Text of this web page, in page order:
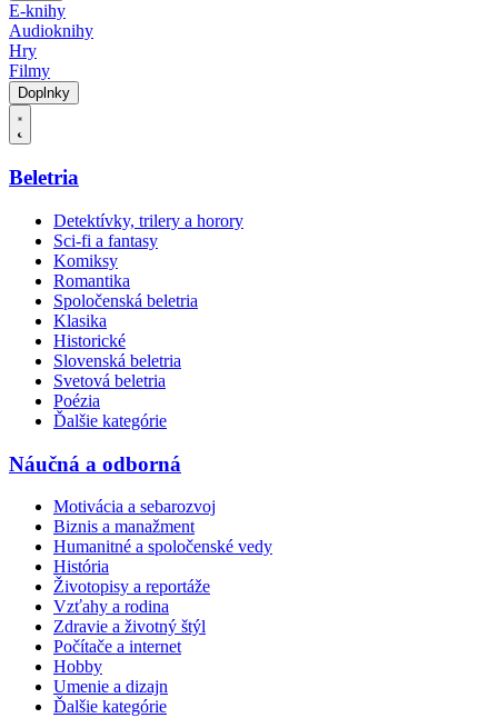
E-knihy
Audioknihy
Hry
Filmy
Doplnky
Beletria
Detektívky, trilery a horory
Sci-fi a fantasy
Komiksy
Romantika
Spoločenská beletria
Klasika
Historické
Slovenská beletria
Svetová beletria
Poézia
Ďalšie kategórie
Náučná a odborná
Motivácia a sebarozvoj
Biznis a manažment
Humanitné a spoločenské vedy
História
Životopisy a reportáže
Vzťahy a rodina
Zdravie a životný štýl
Počítače a internet
Hobby
Umenie a dizajn
Ďalšie kategórie